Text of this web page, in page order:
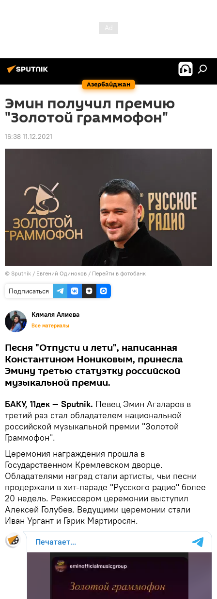
Азербайджан
Эмин получил премию
"Золотой граммофон"
16:38 11.12.2021
© Sputnik / Евгений Одиноков / Перейти в фотобанк
Подписаться
Кямаля Алиева
Все материалы
Песня "Отпусти и лети", написанная
Константином Нониковым, принесла
Эмину третью статуэтку российской
музыкальной премии.
БАКУ, 11дек — Sputnik. Певец Эмин Агаларов в
третий раз стал обладателем национальной
российской музыкальной премии "Золотой
Граммофон".
Церемония награждения прошла в
Государственном Кремлевском дворце.
Обладателями наград стали артисты, чьи песни
продержали в хит-параде "Русского радио" более
20 недель. Режиссером церемонии выступил
Алексей Голубев. Ведущими церемонии стали
Иван Ургант и Гарик Мартиросян.